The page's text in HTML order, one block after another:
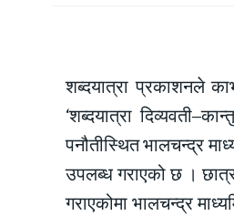
शब्दयात्रा प्रकाशनले
‘शब्दयात्रा
पनौतीस्थित भालचन्द्र
उपलब्ध गराएको छ ।
गराएकोमा भालचन्द्र